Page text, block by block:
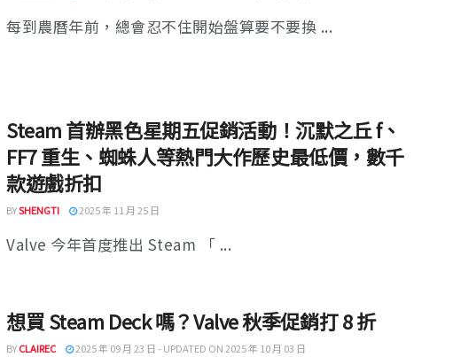
每到農曆年前，總會忍不住開始盤算要不要換 ...
Steam 首辦黑色星期五促銷活動！沉默之丘 f、
FF7 重生、蜘蛛人等熱門大作歷史最低價，數千
款遊戲折扣
BYSHENGTI 2025 年 11 月 25 日
Valve 今年首度推出 Steam 「 ...
想買 Steam Deck 嗎？Valve 秋季促銷打 8 折
BYCLAIREC 2025 年 09 月 23 日 - UPDATED ON 2025 年 10 月 03 日